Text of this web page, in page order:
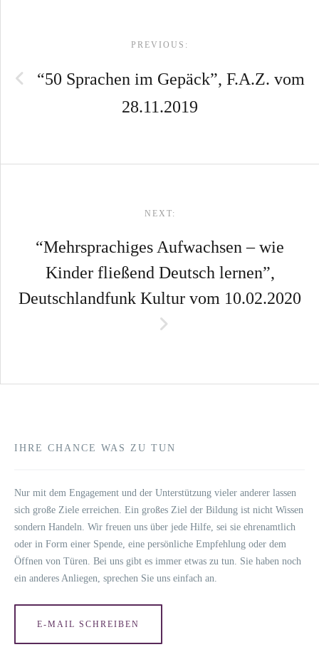
PREVIOUS:
“50 Sprachen im Gepäck”, F.A.Z. vom
28.11.2019
NEXT:
“Mehrsprachiges Aufwachsen – wie
Kinder fließend Deutsch lernen”,
Deutschlandfunk Kultur vom 10.02.2020
IHRE CHANCE WAS ZU TUN
Nur mit dem Enga­ge­ment und der Unter­stüt­zung vie­ler ande­rer las­sen
sich gro­ße Zie­le errei­chen. Ein gro­ßes Ziel der Bil­dung ist nicht Wis­sen
son­dern Han­deln. Wir freu­en uns über jede Hil­fe, sei sie ehren­amt­lich
oder in Form einer Spen­de, eine per­sön­li­che Emp­feh­lung oder dem
Öff­nen von Türen. Bei uns gibt es immer etwas zu tun. Sie haben noch
ein ande­res Anlie­gen, spre­chen Sie uns ein­fach an.
E‑MAIL SCHREI­BEN